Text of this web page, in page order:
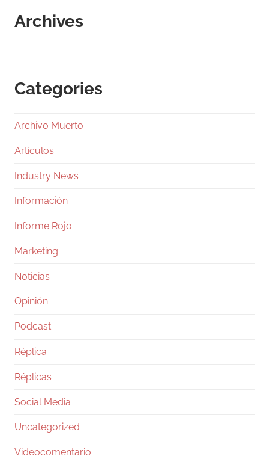
Archives
Categories
Archivo Muerto
Artículos
Industry News
Información
Informe Rojo
Marketing
Noticias
Opinión
Podcast
Réplica
Réplicas
Social Media
Uncategorized
Videocomentario